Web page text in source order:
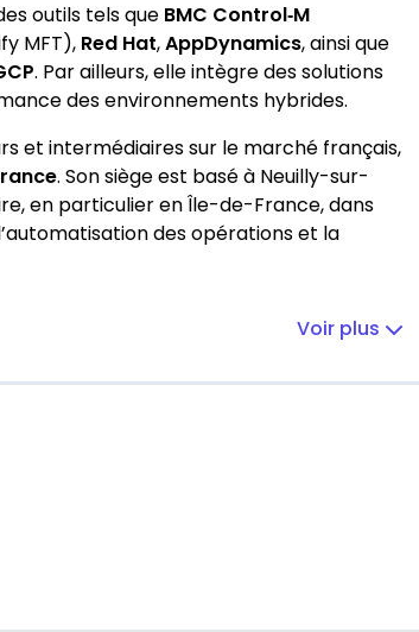
outils tels que BMC Control‑M
MFT), Red Hat,AppDynamics, ainsi que
. Par ailleurs, elle intègre des solutions
des environnements hybrides.
et intermédiaires sur le marché français,
. Son siège est basé à Neuilly-sur-
en particulier en Île-de-France, dans
des opérations et la
Voir plus